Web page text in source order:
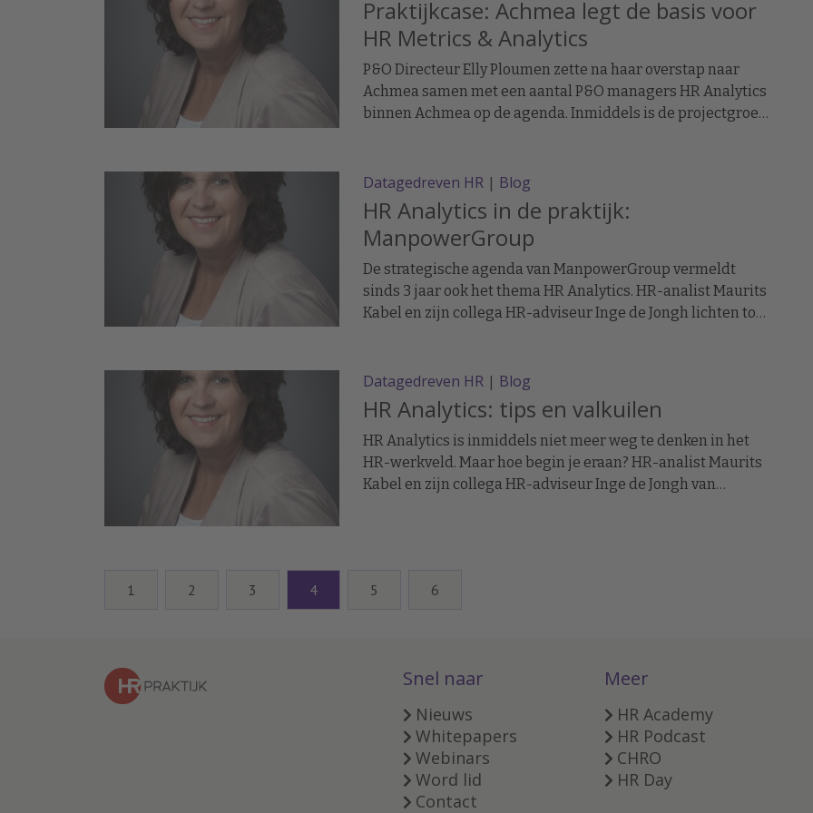
Praktijkcase: Achmea legt de basis voor
HR Metrics & Analytics
P&O Directeur Elly Ploumen zette na haar overstap naar
Achmea samen met een aantal P&O managers HR Analytics
binnen Achmea op de agenda. Inmiddels is de projectgroep
toe bereikt is.
Datagedreven HR | Blog
HR Analytics in de praktijk:
ManpowerGroup
De strategische agenda van ManpowerGroup vermeldt
sinds 3 jaar ook het thema HR Analytics. HR-analist Maurits
Kabel en zijn collega HR-adviseur Inge de Jongh lichten toe
Datagedreven HR | Blog
HR Analytics: tips en valkuilen
HR Analytics is inmiddels niet meer weg te denken in het
HR-werkveld. Maar hoe begin je eraan? HR-analist Maurits
Kabel en zijn collega HR-adviseur Inge de Jongh van
1 2 3 4 5 6
Snel naar
Nieuws
Whitepapers
Webinars
Word lid
Contact
Meer
HR Academy
HR Podcast
CHRO
HR Day